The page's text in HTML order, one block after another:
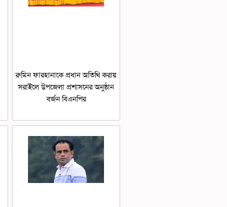
রুমিন ফারহানাকে প্রধান অতিথি করায়
সরাইলে উপজেলা প্রশাসনের অনুষ্ঠান
বর্জন বিএনপির